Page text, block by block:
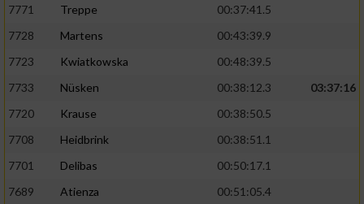
7771 Treppe
00:37:41.5
7728
Martens
00:43:39.9
7723
Kwiatkowska
00:48:39.5
7733
Nüsken 00:38:12.3
03:37:16
7720
Krause
00:38:50.5
7708
Heidbrink
00:38:51.1
7701
Delibas
00:50:17.1
7689
Atienza
00:51:05.4